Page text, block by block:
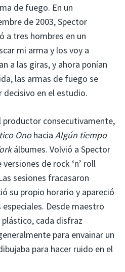
de fuego. En un
de 2003, Spector
a tres hombres en un
mi arma y los voy a
a las giras, y ahora ponían
las armas de fuego se
en el estudio.
consecutivamente,
Onohacia Algún tiempo
álbumes. Volvió a Spector
de rock ‘n’ roll
sesiones fracasaron
su propio horario y apareció
Desde maestro
cada disfraz
para envainar un
para hacer ruido en el